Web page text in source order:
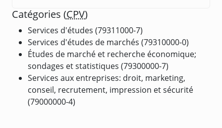
Catégories (CPV)
Services d'études (79311000-7)
Services d'études de marchés (79310000-0)
Études de marché et recherche économique;
sondages et statistiques (79300000-7)
Services aux entreprises: droit, marketing,
conseil, recrutement, impression et sécurité
(79000000-4)